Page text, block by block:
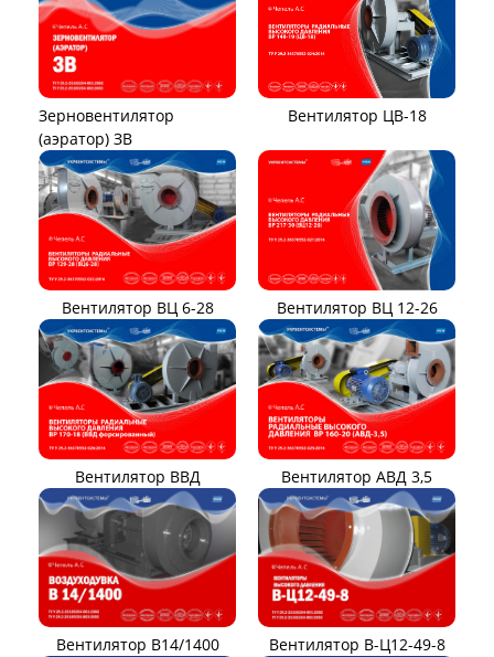
Зерновентилятор
(аэратор) ЗВ
Вентилятор ЦВ-18
Вентилятор ВЦ 6-28 Вентилятор ВЦ 12-26
Вентилятор ВВД Вентилятор АВД 3,5
Вентилятор В14/1400 Вентилятор В-Ц12-49-8